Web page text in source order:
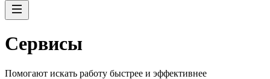
Сервисы
Помогают искать работу быстрее и эффективнее